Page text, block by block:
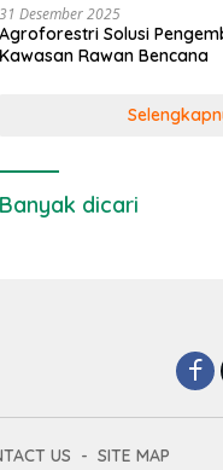
31 Desember 2025
Agroforestri Solusi
Kawasan Rawan Bencana
Banyak dicari
US SITE MAP